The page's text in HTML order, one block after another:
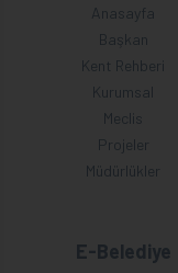
Anasayfa
Başkan
Kent Rehberi
Kurumsal
Meclis
Projeler
Müdürlükler
E-Belediye